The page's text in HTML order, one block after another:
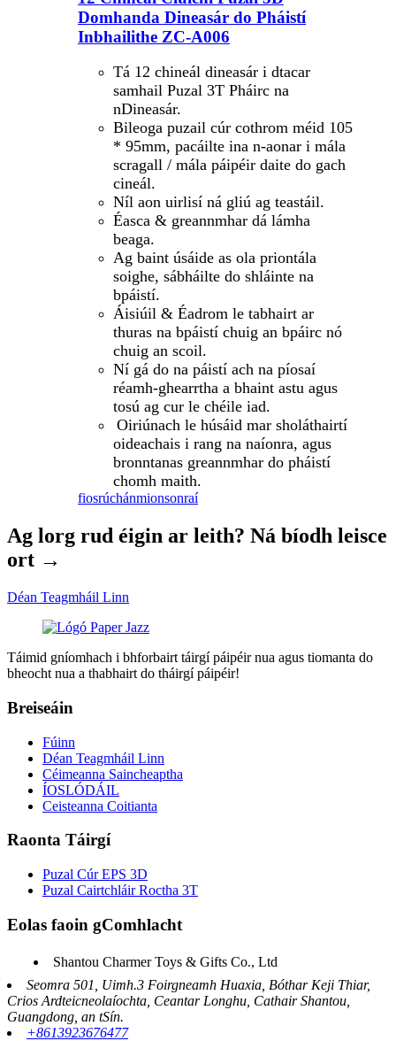
Domhanda Dineasár do Pháistí
Inbhailithe ZC-A006
Tá 12 chineál dineasár i dtacar
samhail Puzal 3T Pháirc na
nDineasár.
Bileoga puzail cúr cothrom méid 105
* 95mm, pacáilte ina n-aonar i mála
scragall / mála páipéir daite do gach
cineál.
Níl aon uirlisí ná gliú ag teastáil.
Éasca & greannmhar dá lámha
beaga.
Ag baint úsáide as ola priontála
soighe, sábháilte do shláinte na
bpáistí.
Áisiúil & Éadrom le tabhairt ar
thuras na bpáistí chuig an bpáirc nó
chuig an scoil.
Ní gá do na páistí ach na píosaí
réamh-ghearrtha a bhaint astu agus
tosú ag cur le chéile iad.
Oiriúnach le húsáid mar sholáthairtí
oideachais i rang na naíonra, agus
bronntanas greannmhar do pháistí
chomh maith.
fiosrúchánmionsonraí
Ag lorg rud éigin ar leith? Ná bíodh leisce
ort →
Déan Teagmháil Linn
Táimid gníomhach i bhforbairt táirgí páipéir nua agus tiomanta do
bheocht nua a thabhairt do tháirgí páipéir!
Breiseáin
Fúinn
Déan Teagmháil Linn
Céimeanna Saincheaptha
ÍOSLÓDÁIL
Ceisteanna Coitianta
Raonta Táirgí
Puzal Cúr EPS 3D
Puzal Cairtchláir Roctha 3T
Eolas faoin gComhlacht
Shantou Charmer Toys & Gifts Co., Ltd
Seomra 501, Uimh.3 Foirgneamh Huaxia, Bóthar Keji Thiar,
Crios Ardteicneolaíochta, Ceantar Longhu, Cathair Shantou,
Guangdong, an tSín.
+8613923676477